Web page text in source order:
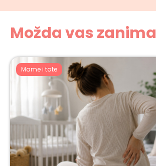
Možda vas zanima
Mame i tate